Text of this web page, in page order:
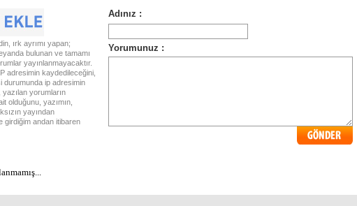
ırk ayrımı yapan;
bulunan ve tamamı
yayınlanmayacaktır.
adresimin kaydedileceğini,
durumunda ip adresimin
yazılan yorumların
olduğunu, yazımın,
yayından
girdiğim andan itibaren